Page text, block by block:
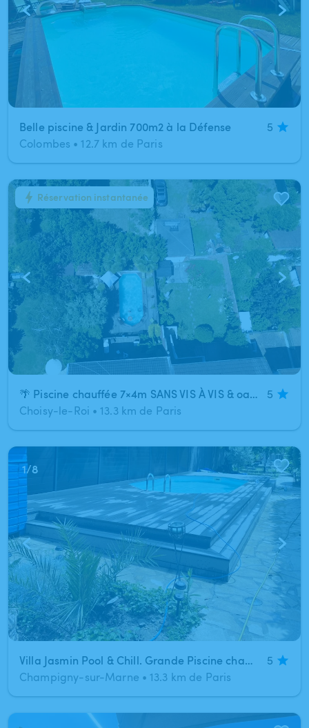
Belle piscine & Jardin 700m2 à la Défense
5
Colombes • 12.7 km de Paris
1/6
🌴 Piscine chauffée 7×4m SANS VIS À VIS & oasis verte privatisée — 15 min de Paris ☀️
5
Choisy-le-Roi • 13.3 km de Paris
Réservation instantanée
1/8
Villa Jasmin Pool & Chill. Grande Piscine chauffée aux portes de Paris
5
Champigny-sur-Marne • 13.3 km de Paris